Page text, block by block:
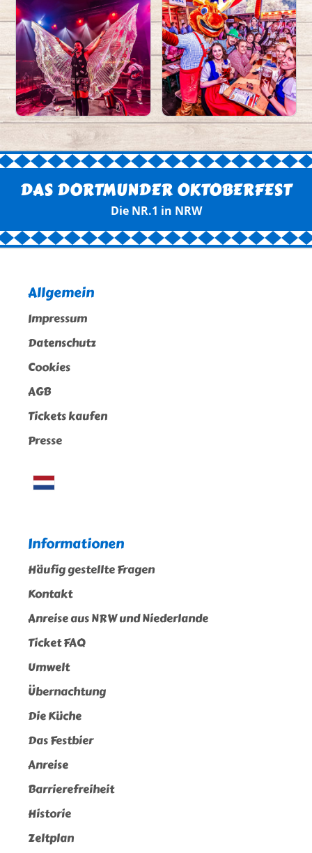
DAS DORTMUNDER OKTOBERFEST
Die NR.1 in NRW
Allgemein
Impressum
Datenschutz
Cookies
AGB
Tickets kaufen
Presse
Informationen
Häufig gestellte Fragen
Kontakt
Anreise aus NRW und Niederlande
Ticket FAQ
Umwelt
Übernachtung
Die Küche
Das Festbier
Anreise
Barrierefreiheit
Historie
Zeltplan